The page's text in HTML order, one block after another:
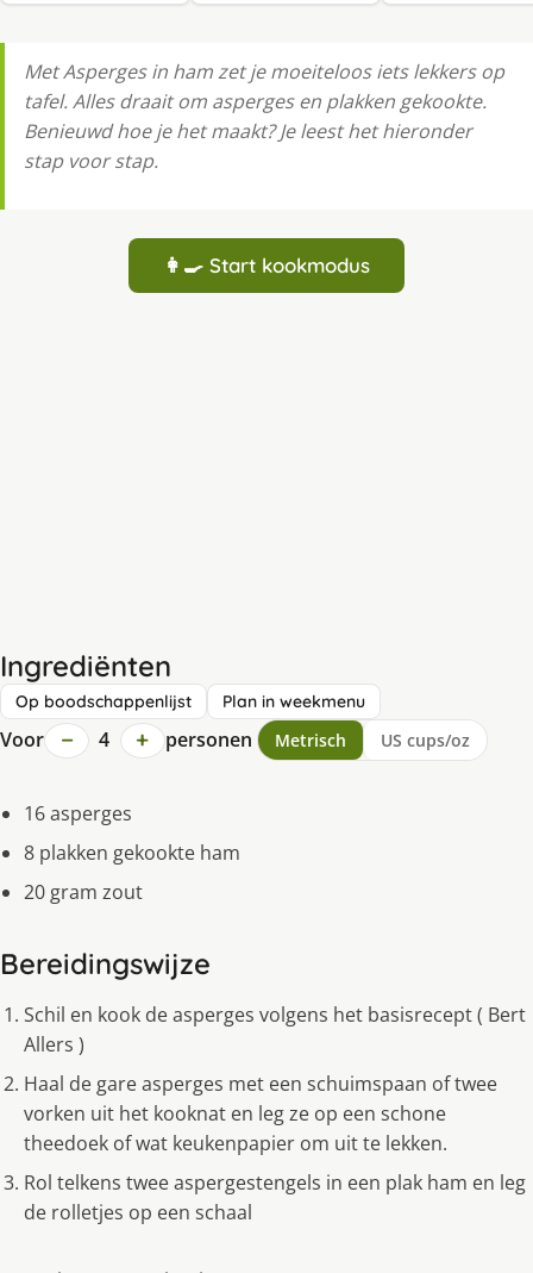
Met Asperges in ham zet je moeiteloos iets lekkers op
tafel. Alles draait om asperges en plakken gekookte.
Benieuwd hoe je het maakt? Je leest het hieronder
stap voor stap.
👩‍🍳 Start kookmodus
Ingrediënten
Op boodschappenlijst Plan in weekmenu
Voor − 4 + personen Metrisch US cups/oz
16 asperges
8 plakken gekookte ham
20 gram zout
Bereidingswijze
Schil en kook de asperges volgens het basisrecept ( Bert
Allers )
Haal de gare asperges met een schuimspaan of twee
vorken uit het kooknat en leg ze op een schone
theedoek of wat keukenpapier om uit te lekken.
Rol telkens twee aspergestengels in een plak ham en leg
de rolletjes op een schaal